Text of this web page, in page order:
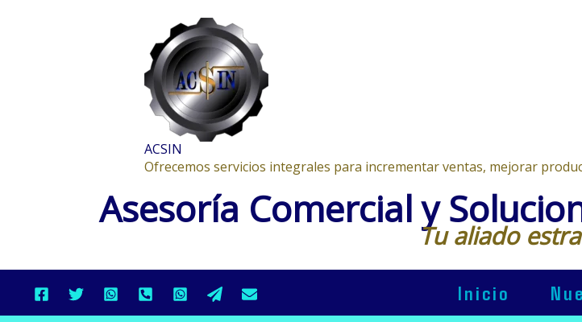
ACSIN
Ofrecemos servicios integrales para incrementar ventas, mejorar
Asesoría Comercial y
Tu aliado
Inicio